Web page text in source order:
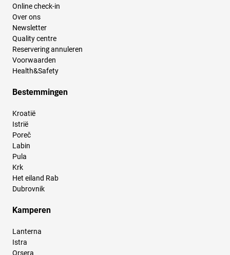
Online check-in
Over ons
Newsletter
Quality centre
Reservering annuleren
Voorwaarden
Health&Safety
Bestemmingen
Kroatië
Istrië
Poreč
Labin
Pula
Krk
Het eiland Rab
Dubrovnik
Kamperen
Lanterna
Istra
Orsera